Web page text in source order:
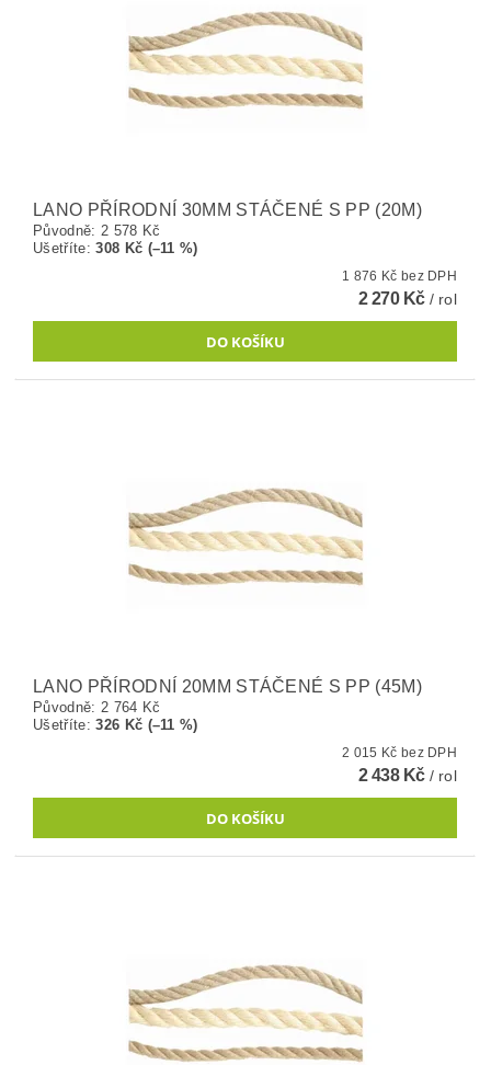
LANO PŘÍRODNÍ 30MM STÁČENÉ S PP (20M)
Původně: 2 578 Kč
Ušetříte:308 Kč (–11 %)
1 876 Kč bez DPH
2 270 Kč / rol
LANO PŘÍRODNÍ 20MM STÁČENÉ S PP (45M)
Původně: 2 764 Kč
Ušetříte:326 Kč (–11 %)
2 015 Kč bez DPH
2 438 Kč / rol